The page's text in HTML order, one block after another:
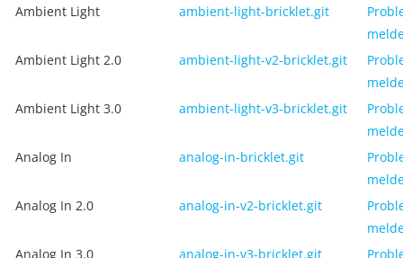
Ambient Light
ambient-light-bricklet.git
Ambient Light 2.0
ambient-light-v2-bricklet.git
Ambient Light 3.0
ambient-light-v3-bricklet.git
Analog In
analog-in-bricklet.git
Analog In 2.0
analog-in-v2-bricklet.git
Analog In 3.0
analog-in-v3-bricklet.git